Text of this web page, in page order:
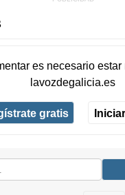
es necesario estar
lavozdegalicia.es
gratis